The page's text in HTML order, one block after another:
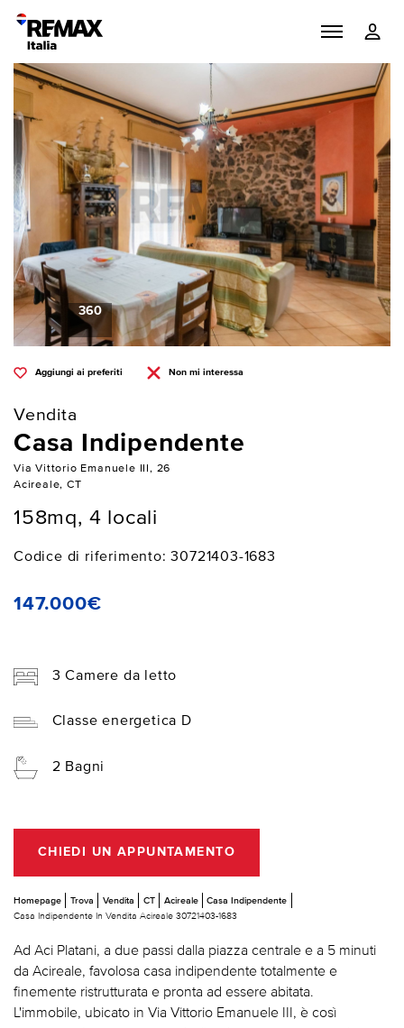
360
Aggiungi ai preferiti Non mi interessa
Vendita
Casa Indipendente
Via Vittorio Emanuele III, 26
Acireale, CT
158mq, 4 locali
Codice di riferimento: 30721403-1683
147.000€
3 Camere da letto
Classe energetica D
2 Bagni
CHIEDI UN APPUNTAMENTO
Homepage Trova Vendita CT Acireale
Casa Indipendente
Casa Indipendente In Vendita Acireale 30721403-1683
Ad Aci Platani, a due passi dalla piazza centrale e a 5 minuti
da Acireale, favolosa casa indipendente totalmente e
finemente ristrutturata e pronta ad essere abitata.
L'immobile, ubicato in Via Vittorio Emanuele III, è così